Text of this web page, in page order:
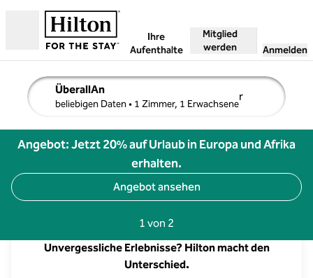
Ihre
Aufenthalte
Mitglied
werden
Anmelden
ÜberallAn
beliebigen Daten• 1 Zimmer, 1 Erwachsene
r
Suchdetails bearbeiten, Beliebige Daten, 1 Zimmer, 1
Angebot: Jetzt 20% auf Urlaub in Europa und Afrika
erhalten.
Angebot ansehen
Seite 1 von 2
Vorherige Seite, 2 von 2
1 von 2
Sea Breeze Santorini Beach Resort, Curio Collection by Hilton
Hilton Resorts
Unvergessliche Erlebnisse? Hilton macht den
Unterschied.